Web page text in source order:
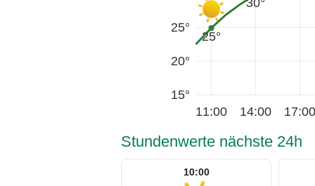
15°
20°
25°
25°
11:00 14:00 17:00
Stundenwerte nächste 24h
10:00